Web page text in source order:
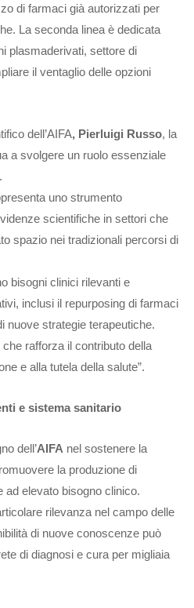
di farmaci già autorizzati per
La seconda linea è dedicata
plasmaderivati, settore di
il ventaglio delle opzioni
dell’AIFA, Pierluigi Russo, la
a svolgere un ruolo essenziale
uno strumento
scientifiche in settori che
spazio nei tradizionali percorsi di
bisogni clinici rilevanti e
inclusi il repurposing di farmaci
nuove strategie terapeutiche.
rafforza il contributo della
e alla tutela della salute”.
e sistema sanitario
dell’AIFA nel sostenere la
la produzione di
ad elevato bisogno clinico.
rilevanza nel campo delle
di nuove conoscenze può
di diagnosi e cura per migliaia